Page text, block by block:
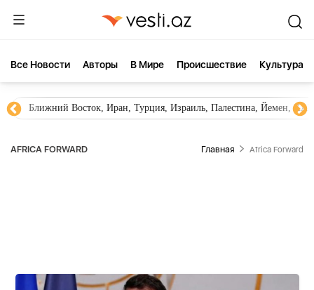
Все Новости Aвторы В Мире Происшествие Культура
Ближний Восток, Иран, Турция, Израиль, Палестина, Йемен,
AFRICA FORWARD Главная Africa Forward